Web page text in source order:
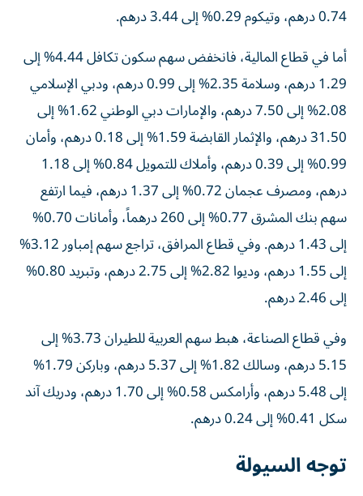
0.74 درهم، وتيكوم 0.29% إلى 3.44 درهم.
أما في قطاع المالية، فانخفض سهم سكون تكافل 4.44% إلى
1.29 درهم، وسلامة 2.35% إلى 0.99 درهم، ودبي الإسلامي
2.08% إلى 7.50 درهم، والإمارات دبي الوطني 1.62% إلى
31.50 درهم، والإثمار القابضة 1.59% إلى 0.18 درهم، وأمان
0.99% إلى 0.39 درهم، وأملاك للتمويل 0.84% إلى 1.18
درهم، ومصرف عجمان 0.72% إلى 1.37 درهم، فيما ارتفع
سهم بنك المشرق 0.77% إلى 260 درهماً، وأمانات 0.70%
إلى 1.43 درهم. وفي قطاع المرافق، تراجع سهم إمباور 3.12%
إلى 1.55 درهم، وديوا 2.82% إلى 2.75 درهم، وتبريد 0.80%
إلى 2.46 درهم.
وفي قطاع الصناعة، هبط سهم العربية للطيران 3.73% إلى
5.15 درهم، وسالك 1.82% إلى 5.37 درهم، وباركن 1.79%
إلى 5.48 درهم، وأرامكس 0.58% إلى 1.70 درهم، ودريك آند
سكل 0.41% إلى 0.24 درهم.
توجه السيولة